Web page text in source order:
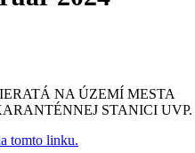
NA ÚZEMÍ MESTA
STANICI UVP.
tomto linku.